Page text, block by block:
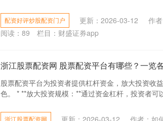
配资好评炒股配资门户 更新：2026-03-12
作
阅读： 89 栏目： 财盛证券app
浙江股票配资网 股票配资平台有哪些？一览
股票配资平台为投资者提供杠杆资金，放大投资收
色。 * **放大投资规模：**通过资金杠杆，投资者
浙江股票配资网 更新：2026-03-12 作者：如